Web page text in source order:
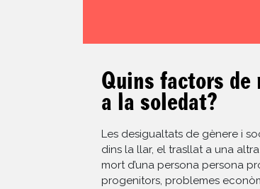
Quins factors
a la soledat?
Les desigualtats de gènere i
dins la llar, el trasllat a una
mort d’una persona persona
progenitors, problemes